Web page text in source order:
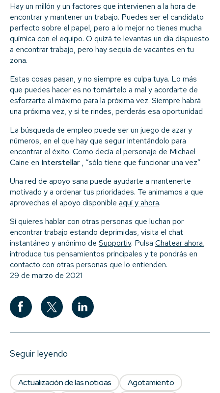
Hay un millón y un factores que intervienen a la hora de
encontrar y mantener un trabajo. Puedes ser el candidato
perfecto sobre el papel, pero a lo mejor no tienes mucha
química con el equipo. O quizá te levantas un día dispuesto
a encontrar trabajo, pero hay sequía de vacantes en tu
zona.
Estas cosas pasan, y no siempre es culpa tuya. Lo más
que puedes hacer es no tomártelo a mal y acordarte de
esforzarte al máximo para la próxima vez. Siempre habrá
una próxima vez, y si te rindes, perderás esa oportunidad
La búsqueda de empleo puede ser un juego de azar y
números, en el que hay que seguir intentándolo para
encontrar el éxito. Como decía el personaje de Michael
Caine en Interstellar, “sólo tiene que funcionar una vez”
Una red de apoyo sana puede ayudarte a mantenerte
motivado y a ordenar tus prioridades. Te animamos a que
aproveches el apoyo disponible aquí y ahora.
Si quieres hablar con otras personas que luchan por
encontrar trabajo estando deprimidas, visita el chat
instantáneo y anónimo de Supportiv. Pulsa Chatear ahora,
introduce tus pensamientos principales y te pondrás en
contacto con otras personas que lo entienden.
29 de marzo de 2021
Seguir leyendo
Actualización de las noticias
Agotamiento